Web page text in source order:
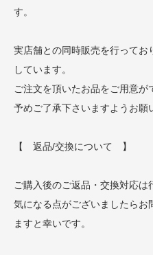
す。
実店舗との同時販売を行ってお
しています。
ご注文を頂いたお品をご用意が
予めご了承下さいますようお願
【 返品/交換について 】
ご購入後のご返品・交換対応は
気になる点がございましたらお
ますと幸いです。